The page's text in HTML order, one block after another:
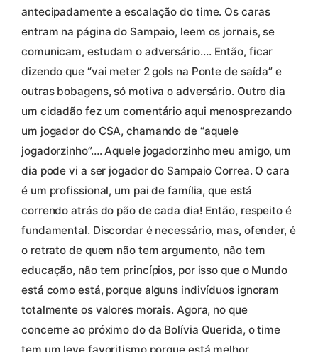
antecipadamente a escalação do time. Os caras
entram na página do Sampaio, leem os jornais, se
comunicam, estudam o adversário…. Então, ficar
dizendo que “vai meter 2 gols na Ponte de saída” e
outras bobagens, só motiva o adversário. Outro dia
um cidadão fez um comentário aqui menosprezando
um jogador do CSA, chamando de “aquele
jogadorzinho”…. Aquele jogadorzinho meu amigo, um
dia pode vi a ser jogador do Sampaio Correa. O cara
é um profissional, um pai de família, que está
correndo atrás do pão de cada dia! Então, respeito é
fundamental. Discordar é necessário, mas, ofender, é
o retrato de quem não tem argumento, não tem
educação, não tem princípios, por isso que o Mundo
está como está, porque alguns indivíduos ignoram
totalmente os valores morais. Agora, no que
concerne ao próximo do da Bolívia Querida, o time